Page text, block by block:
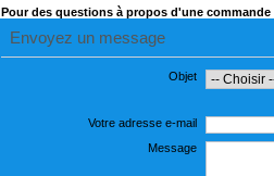
Pour des questions à propos d'une
Envoyez un message
Objet
Votre adresse e-mail
Message